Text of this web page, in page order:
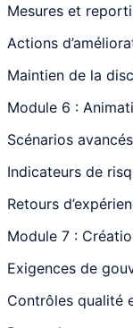
Mesures et
Actions
Maintien de la
Module 6 :
Scénarios
Indicateurs de
Retours
Module 7 :
Exigences de
Contrôles qualité